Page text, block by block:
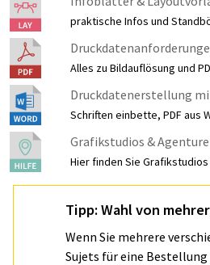
praktische Infos und
Alles zu Bildauflösung und
Druckdatenerstellung
Schriften einbette, PDF aus
Grafikstudios &
Hier finden Sie Grafikstudios
Tipp: Wahl von
Wenn Sie mehrere
Sujets für eine